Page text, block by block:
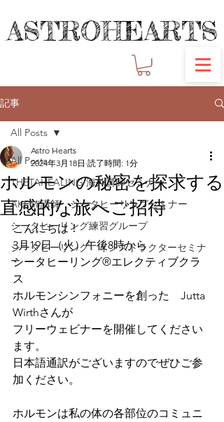
ASTROHEARTS
ASTROHEARTS
記事
All Posts
THETAHEALING 海外講師セミナー
AKEMI講師 シータヒーリングセミナー
シータヒーリング練習グループ
シータヒーリング インストラクターセミナ
ー
All Posts
ホルモンの秘密を探求する
直感的な旅へご招待
Astro Hearts
2024年3月18日 読了時間: 1分
こんにちは！
3月19日（火）午後8時から
シータヒーリング®︎エレクティブクラ
ス
ホルモンシンフォニーを創った　Jutta
Wirthさんが
フリーウェビナーを開催してください
ます。
日本語通訳がございますのでぜひご参
加ください。
ホルモンは私の体の各部位のコミュニ